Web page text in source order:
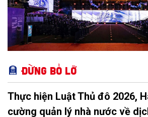
Đừng bỏ lỡ
Thực hiện Luật Thủ đô 2026,
cường quản lý nhà nước về